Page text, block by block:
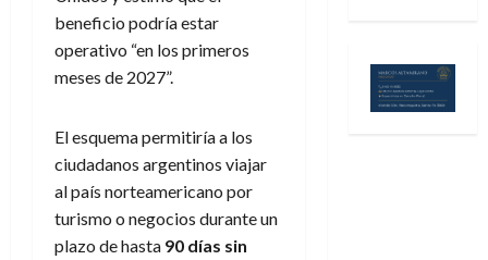
beneficio podría estar
operativo “en los primeros
meses de 2027”.
El esquema permitiría a los
ciudadanos argentinos viajar
al país norteamericano por
turismo o negocios durante un
plazo de hasta 90 días sin